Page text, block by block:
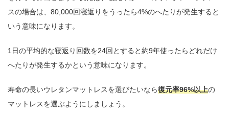
スの場合は、80,000回寝返りをうったら4%のへたりが発生すると
いう意味になります。
1日の平均的な寝返り回数を24回とすると約9年使ったらどれだけ
へたりが発生するかという意味になります。
寿命の長いウレタンマットレスを選びたいなら復元率96%以上の
マットレスを選ぶようにしましょう。